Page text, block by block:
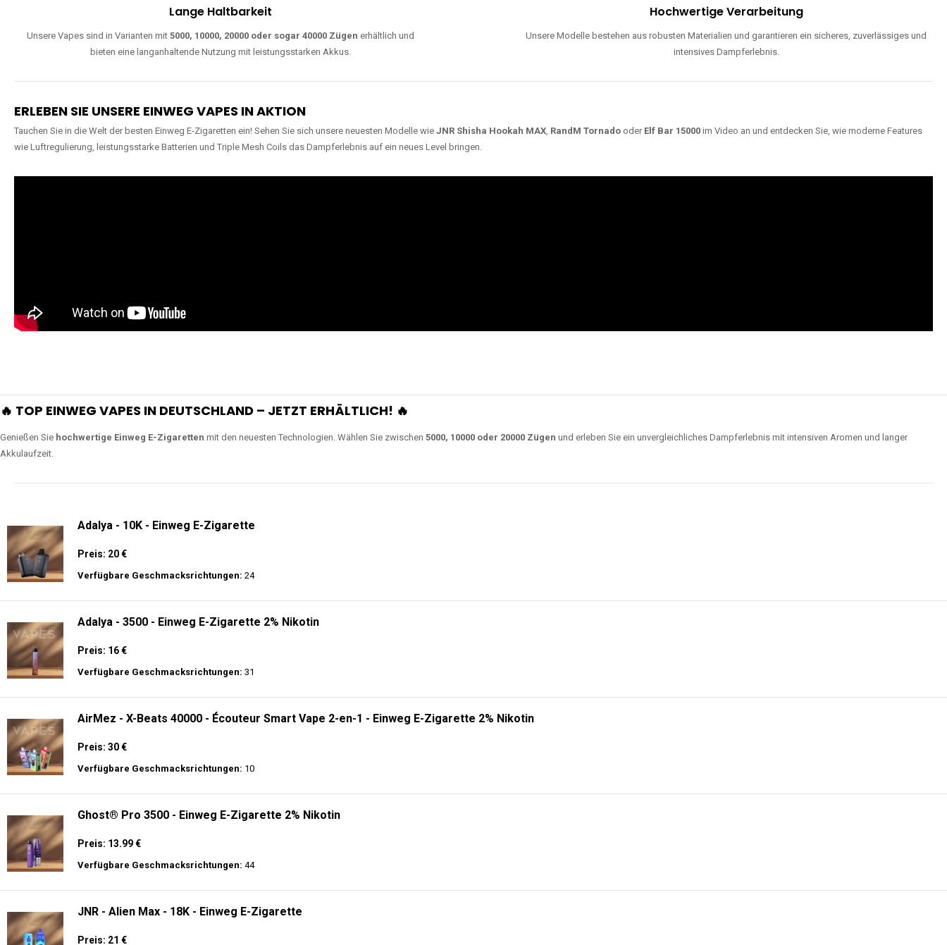
Lange Haltbarkeit
Unsere Vapes sind in Varianten mit5000, 10000, 20000 oder sogar 40000 Zügen erhältlich und
bieten eine langanhaltende Nutzung mit leistungsstarken Akkus.
Hochwertige Verarbeitung
Unsere Modelle bestehen aus robusten Materialien und garantieren ein sicheres, zuverlässiges und
intensives Dampferlebnis.
ERLEBEN SIE UNSERE EINWEG VAPES IN AKTION
Tauchen Sie in die Welt der besten Einweg E-Zigaretten ein! Sehen Sie sich unsere neuesten Modelle wie JNR Shisha Hookah MAX, RandM Tornado oder Elf Bar 15000 im Video an und entdecken Sie, wie moderne Features
wie Luftregulierung, leistungsstarke Batterien und Triple Mesh Coils das Dampferlebnis auf ein neues Level bringen.
🔥 TOP EINWEG VAPES IN DEUTSCHLAND – JETZT ERHÄLTLICH! 🔥
Genießen Sie hochwertige Einweg E-Zigaretten mit den neuesten Technologien. Wählen Sie zwischen 5000, 10000 oder 20000 Zügen und erleben Sie ein unvergleichliches Dampferlebnis mit intensiven Aromen und langer
Akkulaufzeit.
Adalya - 10K - Einweg E-Zigarette
Preis: 20 €
Verfügbare Geschmacksrichtungen: 24
Adalya - 3500 - Einweg E-Zigarette 2% Nikotin
Preis: 16 €
Verfügbare Geschmacksrichtungen: 31
AirMez - X-Beats 40000 - Écouteur Smart Vape 2-en-1 - Einweg E-Zigarette 2% Nikotin
Preis: 30 €
Verfügbare Geschmacksrichtungen: 10
Ghost® Pro 3500 - Einweg E-Zigarette 2% Nikotin
Preis: 13.99 €
Verfügbare Geschmacksrichtungen: 44
JNR - Alien Max - 18K - Einweg E-Zigarette
Preis: 21 €